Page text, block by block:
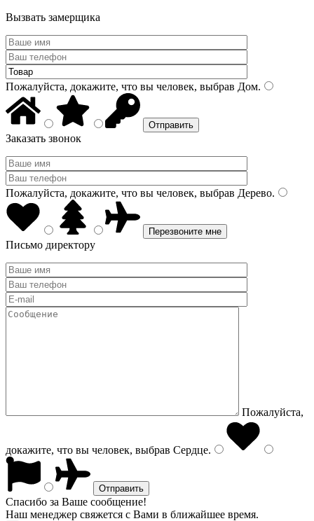
Вызвать замерщика
Пожалуйста, докажите, что вы человек, выбрав Дом.
Заказать звонок
Пожалуйста, докажите, что вы человек, выбрав Дерево.
Письмо директору
Пожалуйста,
докажите, что вы человек, выбрав Сердце.
Спасибо за Ваше сообщение!
Наш менеджер свяжется с Вами в ближайшее время.